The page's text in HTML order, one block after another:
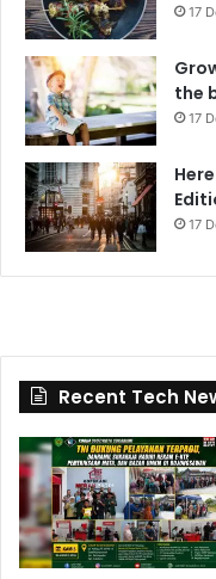
17
the
17
17
Recent Tech